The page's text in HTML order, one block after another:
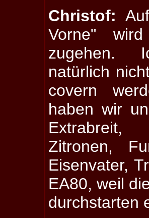
Christof:
Vorne"
zugehen.
natürlich
covern
haben wir
Zitronen,
Eisenvater,
EA80, weil
durchstarten